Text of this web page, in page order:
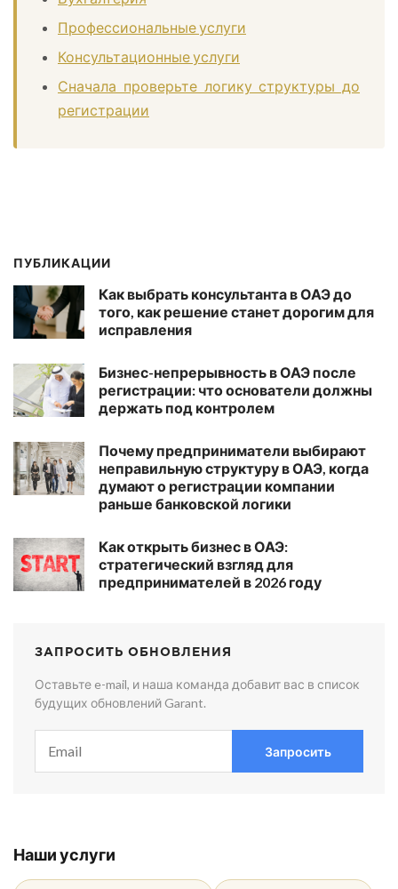
Профессиональные услуги
Консультационные услуги
Сначала проверьте логику структуры до
регистрации
ПУБЛИКАЦИИ
Как выбрать консультанта в ОАЭ до
того, как решение станет дорогим для
исправления
Бизнес-непрерывность в ОАЭ после
регистрации: что основатели должны
держать под контролем
Почему предприниматели выбирают
неправильную структуру в ОАЭ, когда
думают о регистрации компании
раньше банковской логики
Как открыть бизнес в ОАЭ:
стратегический взгляд для
предпринимателей в 2026 году
ЗАПРОСИТЬ ОБНОВЛЕНИЯ
Оставьте e-mail, и наша команда добавит вас в список
будущих обновлений Garant.
Запросить
Наши услуги